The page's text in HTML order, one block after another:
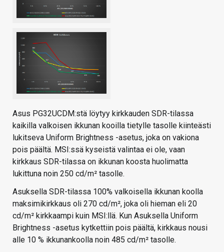
Asus PG32UCDM:stä löytyy kirkkauden SDR-tilassa
kaikilla valkoisen ikkunan kooilla tietylle tasolle kiinteästi
lukitseva Uniform Brightness -asetus, joka on vakiona
pois päältä. MSI:ssä kyseistä valintaa ei ole, vaan
kirkkaus SDR-tilassa on ikkunan koosta huolimatta
lukittuna noin 250 cd/m² tasolle.
Asuksella SDR-tilassa 100% valkoisella ikkunan koolla
maksimikirkkaus oli 270 cd/m², joka oli hieman eli 20
cd/m² kirkkaampi kuin MSI:llä. Kun Asuksella Uniform
Brightness -asetus kytkettiin pois päältä, kirkkaus nousi
alle 10 % ikkunankoolla noin 485 cd/m² tasolle.